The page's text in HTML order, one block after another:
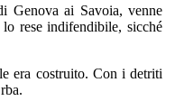
Genova ai Savoia, venne
rese indifendibile, sicché
era costruito. Con i detriti